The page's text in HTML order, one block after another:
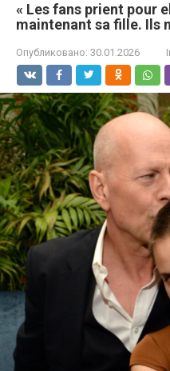
« Les fans prient pour
maintenant sa fille. Ils
Опубликовано: 30.01.2026